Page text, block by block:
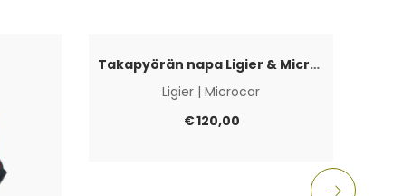
Takapyörän napa Ligier & Microcar 4×100
Ligier | Microcar
€120,00